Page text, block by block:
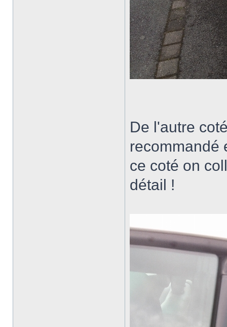
De l'autre
recommandé
ce coté on
détail !